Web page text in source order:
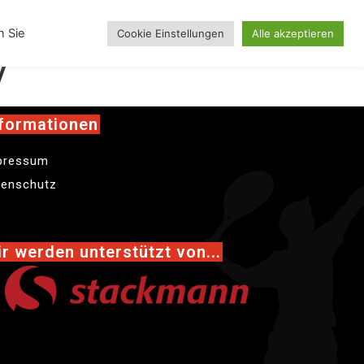
werden unterstützt von...
Sie
Cookie Einstellungen Alle akzeptieren